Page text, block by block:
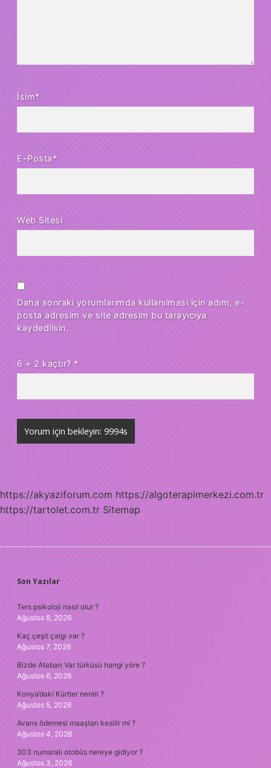
İsim*
E-Posta*
Web Sitesi
Daha sonraki yorumlarımda kullanılması için adım, e-
posta adresim ve site adresim bu tarayıcıya
kaydedilsin.
6 + 2 kaçtır? *
https://akyaziforum.com https://algoterapimerkezi.com.tr
https://tartolet.com.tr Sitemap
SIDEBAR
Son Yazılar
Ters psikoloji nasıl olur ?
Ağustos 8, 2026
Kaç çeşit çalgı var ?
Ağustos 7, 2026
Bizde Atabarı Var türküsü hangi yöre ?
Ağustos 6, 2026
Konya’daki Kürtler nereli ?
Ağustos 5, 2026
Avans ödemesi maaştan kesilir mi ?
Ağustos 4, 2026
303 numaralı otobüs nereye gidiyor ?
Ağustos 3, 2026